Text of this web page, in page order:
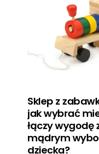
Sklep z
jak wybrać
łączy wygodę
mądrym
dziecka?